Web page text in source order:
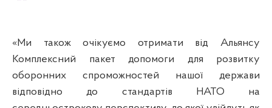
«Ми також очікуємо отримати від Альянсу
Комплексний пакет допомоги для розвитку
оборонних спроможностей нашої держави
відповідно до стандартів НАТО на